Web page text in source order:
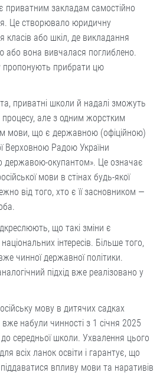
приватним закладам самостійно
Це створювало юридичну
класів або шкіл, де викладання
або вона вивчалася поглиблено.
пропонують прибрати цю
приватні школи й надалі зможуть
але з одним жорстким
мови, що є державною (офіційною)
Верховною Радою України
окупантом». Це означає
мови в стінах будь-якої
від того, хто є її засновником —
що такі зміни є
інтересів. Більше того,
чинної державної політики.
підхід вже реалізовано у
мову в дитячих садках
набули чинності з 1 січня 2025
середньої школи. Ухвалення цього
всіх ланок освіти і гарантує, що
піддаватися впливу мови та наративів